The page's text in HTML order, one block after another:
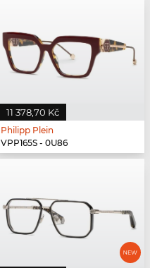
11 378,70 Kč
Philipp Plein
VPP165S - 0U86